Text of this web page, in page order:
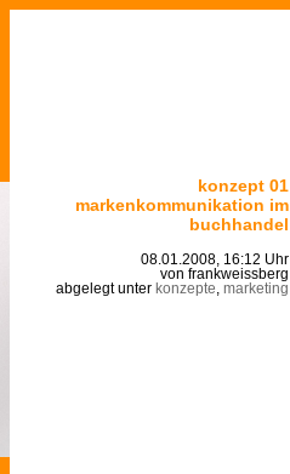
konzept 01
markenkommunikation im
buchhandel
08.01.2008, 16:12 Uhr
von frankweissberg
abgelegt unter konzepte marketing